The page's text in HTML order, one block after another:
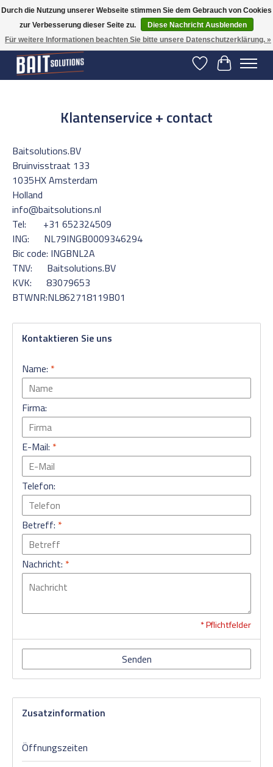
Gratis verzending vanaf 50 euro binnen NL | Op voorraad binnen 2-5 werkdagen
verzonden | België vanaf 70 euro gratis verzonden
Wunschzettel
Ihr
Klantenservice + contact
Baitsolutions.BV
Bruinvisstraat 133
1035HX Amsterdam
Holland
info@baitsolutions.nl
Tel: +31 652324509
ING: NL79INGB0009346294
Bic code: INGBNL2A
TNV: Baitsolutions.BV
KVK: 83079653
BTWNR:NL862718119B01
Kontaktieren Sie uns
Name: *
Firma:
E-Mail: *
Telefon:
Betreff: *
Nachricht: *
* Pflichtfelder
Senden
Zusatzinformation
Öffnungszeiten
Durch die Nutzung unserer Webseite stimmen Sie dem Gebrauch von Cookies
zur Verbesserung dieser Seite zu.
Diese Nachricht Ausblenden
Für weitere Informationen beachten Sie bitte unsere Datenschutzerklärung. »